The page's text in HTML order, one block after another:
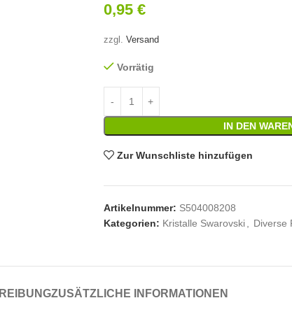
0,95 €
zzgl. Versand
Vorrätig
IN DEN
Zur Wunschliste hinzufügen
Artikelnummer: S504008208
Kategorien: Kristalle Swarovski Diverse
ZUSÄTZLICHE INFORMATIONEN